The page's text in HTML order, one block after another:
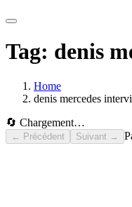
Tag: denis
Home
denis mercedes
🔄 Chargement…
← Précédent Suivant →